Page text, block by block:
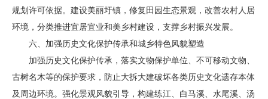
规划许可依据。建设美丽圩镇，修复田园生态景观，改善农村人居
环境，分类推进宜居宜业和美乡村建设，支撑乡村振兴发展。
六、加强历史文化保护传承和城乡特色风貌塑造
加强历史文化保护传承，落实文物保护单位、不可移动文物、
古树名木等的保护要求，防止大拆大建破坏各类历史文化遗存本体
及周边环境。强化景观风貌引导，构建练江、白马溪、水尾溪、汤